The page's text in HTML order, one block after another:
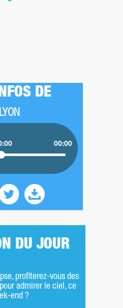
DE
LYON
00:00
DU JOUR
profiterez-vous des
admirer le ciel, ce
end ?